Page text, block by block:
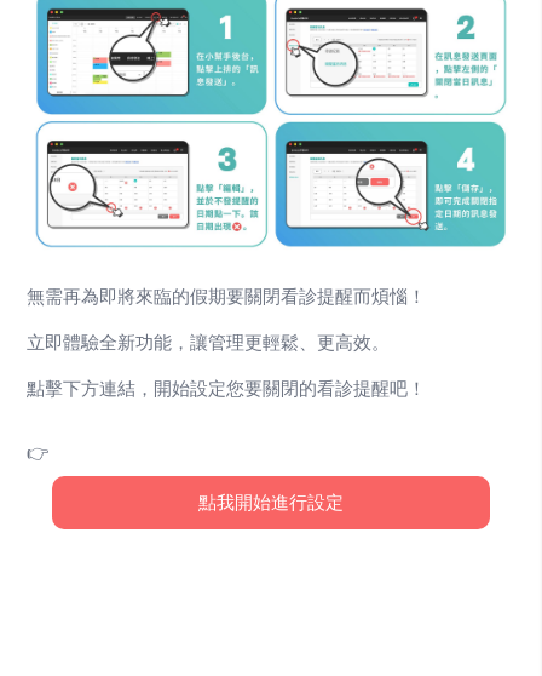
無需再為即將來臨的假期要關閉看診提醒而煩惱！
立即體驗全新功能，讓管理更輕鬆、更高效。
點擊下方連結，開始設定您要關閉的看診提醒吧！
👉
點我開始進行設定